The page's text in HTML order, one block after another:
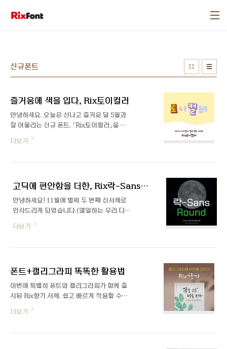
신규폰트
즐거움에 색을 입다, Rix토이컬러
안녕하세요. 오늘은 신나고 즐거운 달 5월과
잘 어울리는 신규 폰트, 「Rix토이컬러」을 소
개합니다! Rix토이스토리 시리즈의 글꼴로
이번에 4가지 새로운 컬러와 입체 효과를 조
느껴지는데요. 제작을 맡아주신 윤유민 디자
이너와의 인터뷰를 통해 폰트가 어떻게 제작
되었는지, 어떤 과정이 있었는지 함께 알아볼
다! 소개 부탁드려요. 안녕하세요. Rix토이컬
니다. Rix토이컬러 폰트 제작을 어떻게 맡게
이 궁금합니다. 다양하게 조합하여 사용할 수
더보기
고딕에 편안함을 더한, Rix락-SansRound
안녕하세요! 11월에 벌써 두 번째 신서체로
인사드리게 되었습니다.(열일하는 우리 디자
이너님들(ง •̀_•́)ง) 이번 신서체는 기존 Rix
락-시리즈의 락-산스 폰트에서 파생된 서체
안함과 가독성을 높여 새로운 서체로 탄생했
답니다. Designer Says 어떻게 기획하게
되었나. Rix락-Sans(이하 락산스)는 남성적
락세리프)는 여성적 중립성이 있다고 할 수
자칫 차가운 느낌을 받을 수 있습니다. 그렇
더보기
폰트+캘리그라피 똑똑한 활용법
이번에 특별히 폰트와 캘리그라피가 함께 출
시된 Rix향기 서체. 쉽고 빠르게 적용할 수
있는 폰트와 다양한 활용이 가능한 캘리그라
피를 함께 사용하여 더 멋진 디자인을 만드는
더보기